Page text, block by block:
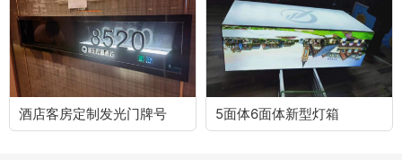
酒店客房定制发光门牌号 5面体6面体新型灯箱